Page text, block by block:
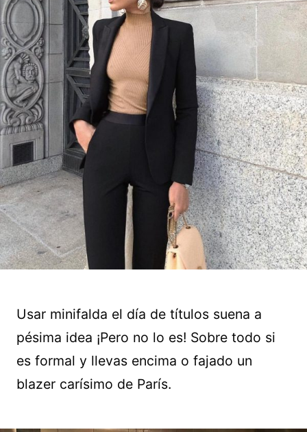
Usar minifalda el día de títulos suena a
pésima idea ¡Pero no lo es! Sobre todo si
es formal y llevas encima o fajado un
blazer carísimo de París.